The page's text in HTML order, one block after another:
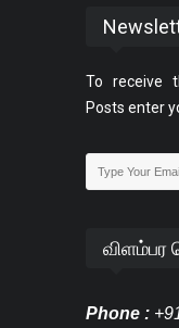
To receive
Posts enter
விளம்பர
Phone :